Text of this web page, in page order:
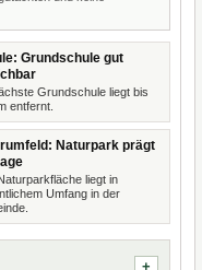
Grundschule gut
Grundschule liegt bis
entfernt.
Naturpark prägt
liegt in
Umfang in der